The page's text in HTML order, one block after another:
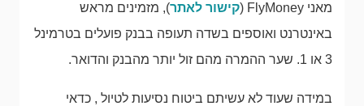
מאני FlyMoney (
קישור לאתר), מזמינים מראש
באינטרנט ואוספים בשדה תעופה בבנק פועלים בטרמינל
3 או 1. שער ההמרה מהם זול יותר מהבנק והדואר.
במידה שעוד לא עשיתם ביטוח נסיעות לטיול , כדאי